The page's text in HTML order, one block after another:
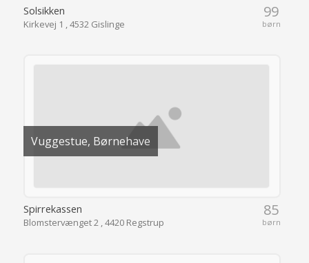
99
børn
Solsikken
Kirkevej 1 , 4532 Gislinge
Vuggestue, Børnehave
85
børn
Spirrekassen
Blomstervænget 2 , 4420 Regstrup